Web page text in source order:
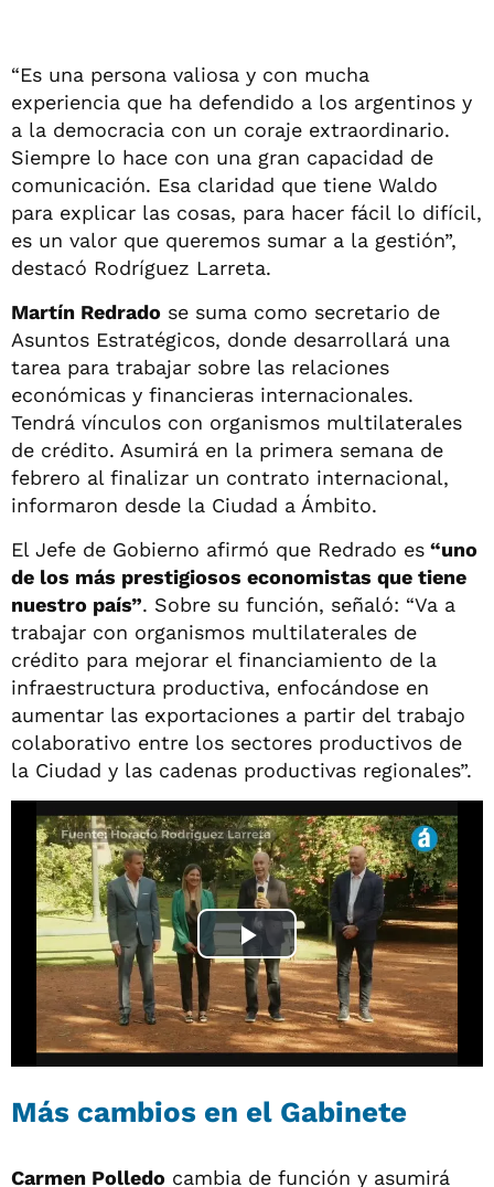
“Es una persona valiosa y con mucha
experiencia que ha defendido a los argentinos y
a la democracia con un coraje extraordinario.
Siempre lo hace con una gran capacidad de
comunicación. Esa claridad que tiene Waldo
para explicar las cosas, para hacer fácil lo difícil,
es un valor que queremos sumar a la gestión”,
destacó Rodríguez Larreta.
Martín Redrado se suma como secretario de
Asuntos Estratégicos, donde desarrollará una
tarea para trabajar sobre las relaciones
económicas y financieras internacionales.
Tendrá vínculos con organismos multilaterales
de crédito. Asumirá en la primera semana de
febrero al finalizar un contrato internacional,
informaron desde la Ciudad a Ámbito.
El Jefe de Gobierno afirmó que Redrado es “uno
de los más prestigiosos economistas que tiene
nuestro país”. Sobre su función, señaló: “Va a
trabajar con organismos multilaterales de
crédito para mejorar el financiamiento de la
infraestructura productiva, enfocándose en
aumentar las exportaciones a partir del trabajo
colaborativo entre los sectores productivos de
la Ciudad y las cadenas productivas regionales”.
Más cambios en el Gabinete
Carmen Polledo cambia de función y asumirá